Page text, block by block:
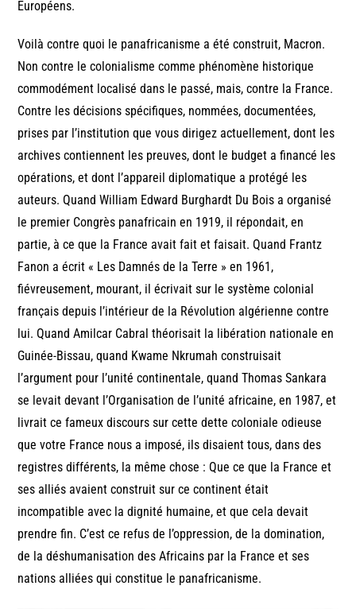
Européens.
Voilà contre quoi le panafricanisme a été construit, Macron.
Non contre le colonialisme comme phénomène historique
commodément localisé dans le passé, mais, contre la France.
Contre les décisions spécifiques, nommées, documentées,
prises par l’institution que vous dirigez actuellement, dont les
archives contiennent les preuves, dont le budget a financé les
opérations, et dont l’appareil diplomatique a protégé les
auteurs. Quand William Edward Burghardt Du Bois a organisé
le premier Congrès panafricain en 1919, il répondait, en
partie, à ce que la France avait fait et faisait. Quand Frantz
Fanon a écrit « Les Damnés de la Terre » en 1961,
fiévreusement, mourant, il écrivait sur le système colonial
français depuis l’intérieur de la Révolution algérienne contre
lui. Quand Amilcar Cabral théorisait la libération nationale en
Guinée-Bissau, quand Kwame Nkrumah construisait
l’argument pour l’unité continentale, quand Thomas Sankara
se levait devant l’Organisation de l’unité africaine, en 1987, et
livrait ce fameux discours sur cette dette coloniale odieuse
que votre France nous a imposé, ils disaient tous, dans des
registres différents, la même chose : Que ce que la France et
ses alliés avaient construit sur ce continent était
incompatible avec la dignité humaine, et que cela devait
prendre fin. C’est ce refus de l’oppression, de la domination,
de la déshumanisation des Africains par la France et ses
nations alliées qui constitue le panafricanisme.